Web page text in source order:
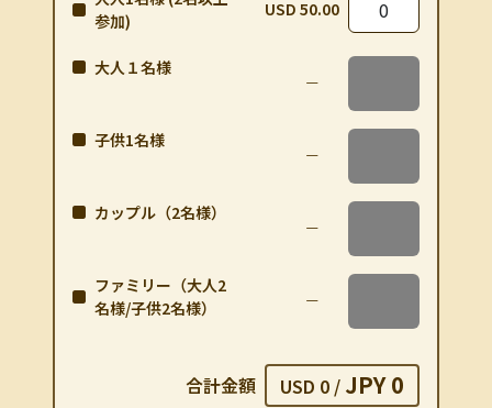
参加)
USD 50.00
大人１名様
子供1名様
カップル（2名様）
ファミリー（大人2
名様/子供2名様）
合計金額 USD 0 / JPY 0